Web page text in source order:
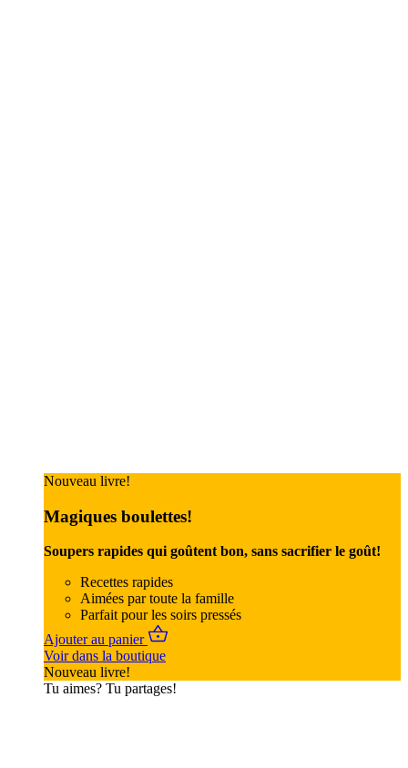
Nouveau livre!
Magiques boulettes!
Soupers rapides qui goûtent bon, sans sacrifier le goût!
Recettes rapides
Aimées par toute la famille
Parfait pour les soirs pressés
Ajouter au panier
Voir dans la boutique
Nouveau livre!
Tu aimes? Tu partages!